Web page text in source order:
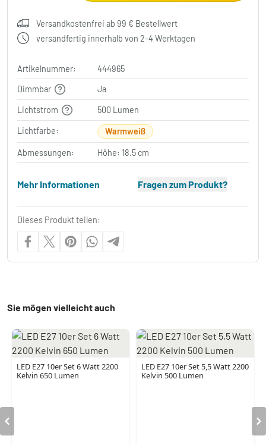
Versandkostenfrei ab 99 € Bestellwert
versandfertig innerhalb von 2-4 Werktagen
Artikelnummer:
444965
Dimmbar
Ja
Lichtstrom 500 Lumen
Lichtfarbe: Warmweiß
Abmessungen: Höhe: 18.5 cm
Mehr Informationen Fragen zum Produkt?
Dieses Produkt teilen:
Sie mögen vielleicht auch
LED E27 10er Set 6 Watt 2200
Kelvin 650 Lumen
LED E27 10er Set 5,5 Watt 2200
Kelvin 500 Lumen